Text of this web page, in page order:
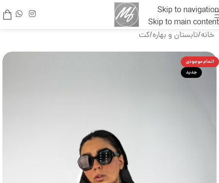
Skip to navigation
Skip to main content
خانه/تابستان و بهاره/کت
اتمام موجودی
جدید